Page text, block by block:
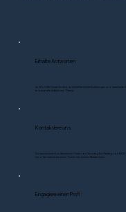
Erhalte Antworten
Im Wix Hilfe-Center findest du Schritt-für-Schritt-Anleitungen und
browse alle Artikel zum Thema.
Kontaktiere uns
Du kannst unser Kundenservice-Team von Sonntag bis Freitag von
ein oder vereinbare einen Termin mit unseren Berater:innen.
Engagiere einen Profi